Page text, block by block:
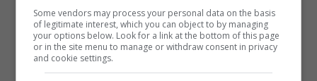
Salah, Lewandowski e altri “vecchi”: i giocatori in scadenza
nel mirino dei nostri club (AnsaFoto) – controcalcio.com
Some vendors may process your personal data on the basis
of legitimate interest, which you can object to by managing
your options below. Look for a link at the bottom of this page
or in the site menu to manage or withdraw consent in privacy
and cookie settings.